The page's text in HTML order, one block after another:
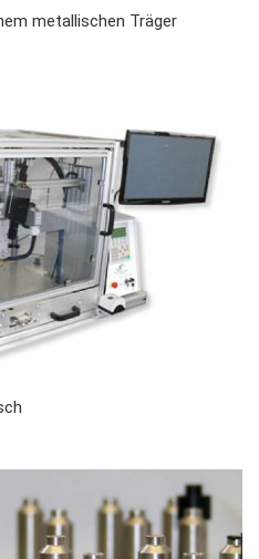
metallischen Träger